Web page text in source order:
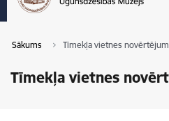
Sākums Tīmekļa vietnes
Tīmekļa vietnes